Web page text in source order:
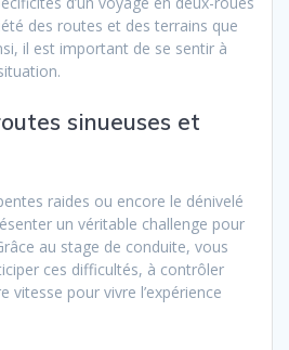
des routes et des terrains que
il est important de se sentir à
sinueuses et
raides ou encore le dénivelé
un véritable challenge pour
au stage de conduite, vous
ces difficultés, à contrôler
pour vivre l’expérience